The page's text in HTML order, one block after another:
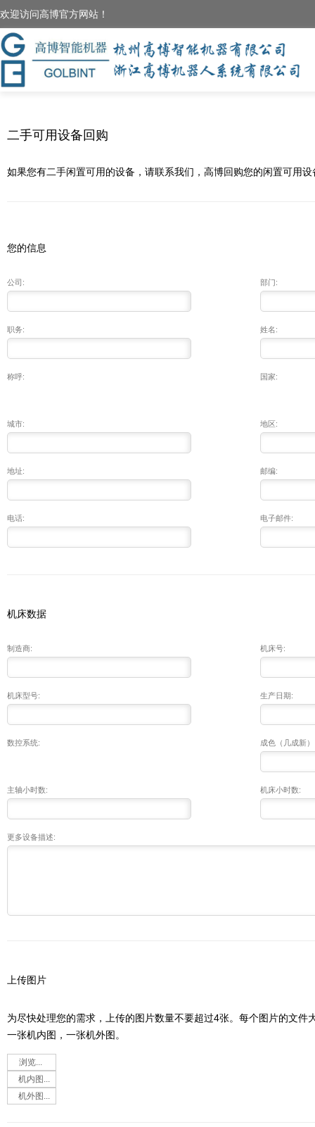
欢迎访问高博官方网站！
二手可用设备回购
如果您有二手闲置可用的设备，请联系我们，高博回购您的闲置可用
您的信息
公司:
职务:
称呼:
城市:
地址:
电话:
部门:
姓名:
国家:
地区:
邮编:
电子邮件:
机床数据
制造商:
机床型号:
数控系统:
主轴小时数:
机床号:
生产日期:
成色（几成新
机床小时数:
更多设备描述:
上传图片
为尽快处理您的需求，上传的图片数量不要超过4张。每个图片的文
一张机内图，一张机外图。